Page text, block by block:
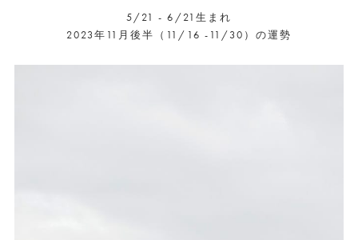
5/21 - 6/21生まれ
2023年11月後半（11/16 -11/30）の運勢